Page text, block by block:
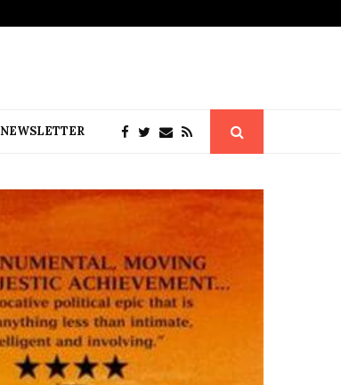
NEWSLETTER